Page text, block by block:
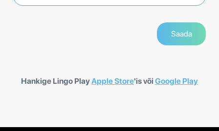
Hankige Lingo PlayApple Store'is või Google Play